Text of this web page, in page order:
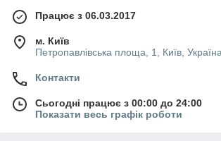
Працює з 06.03.2017
м. Київ
Петропавлівська площа, 1, Київ, Україна
Контакти
Сьогодні працює з 00:00 до 24:00
Показати весь графік роботи